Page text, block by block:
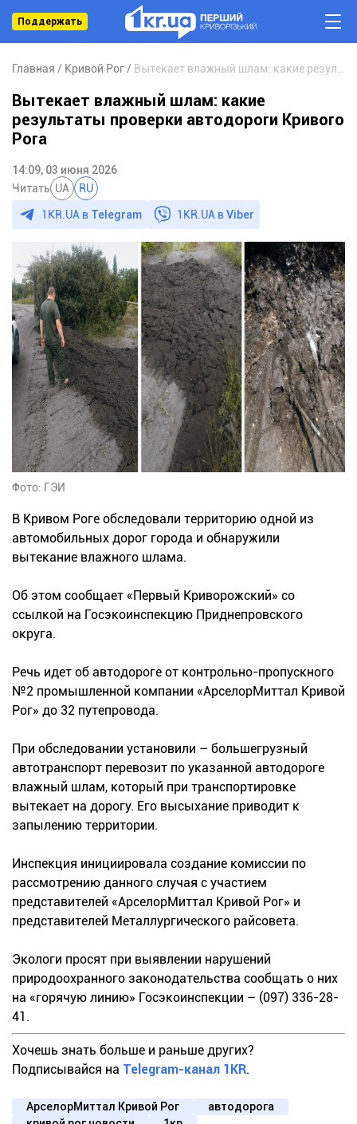
Поддержать
Главная Кривой Рог
Вытекает влажный шлам: какие
результаты проверки автодороги Кривого
Рога
14:09, 03 июня 2026
Читать UA RU
1KR.UA в Telegram 1KR.UA вViber
Фото: ГЭИ
В Кривом Роге обследовали территорию одной из
автомобильных дорог города и обнаружили
вытекание влажного шлама.
Об этом сообщает «Первый Криворожский» со
ссылкой на Госэкоинспекцию Приднепровского
округа.
Речь идет об автодороге от контрольно-пропускного
№2 промышленной компании «АрселорМиттал Кривой
Рог» до 32 путепровода.
При обследовании установили – большегрузный
автотранспорт перевозит по указанной автодороге
влажный шлам, который при транспортировке
вытекает на дорогу. Его высыхание приводит к
запылению территории.
Инспекция инициировала создание комиссии по
рассмотрению данного случая с участием
представителей «АрселорМиттал Кривой Рог» и
представителей Металлургического райсовета.
Экологи просят при выявлении нарушений
природоохранного законодательства сообщать о них
на «горячую линию» Госэкоинспекции – (097) 336-28-
41.
Хочешь знать больше и раньше других?
Подписывайся на Telegram-канал 1KR.
АрселорМиттал Кривой Рог
автодорога